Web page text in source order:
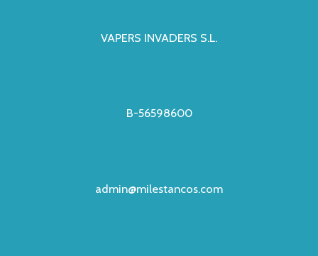
VAPERS INVADERS S.L.
B-56598600
admin@milestancos.com